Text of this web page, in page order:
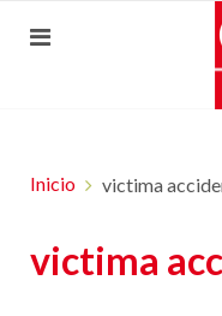
Inicio victima
victima